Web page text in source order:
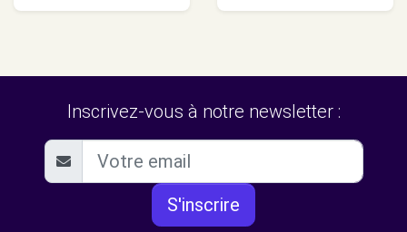
Inscrivez-vous à notre newsletter :
S'inscrire